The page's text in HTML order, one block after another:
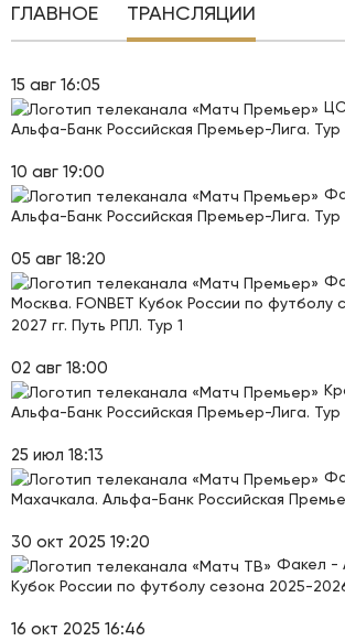
ГЛАВНОЕ ТРАНСЛЯЦИИ
15 авг 16:05
Альфа-Банк Российская Премьер-Лига. Тур
10 авг 19:00
Альфа-Банк Российская Премьер-Лига. Тур
05 авг 18:20
Москва. FONBET Кубок России по футболу
2027 гг. Путь РПЛ. Тур 1
02 авг 18:00
Альфа-Банк Российская Премьер-Лига. Тур
25 июл 18:13
Махачкала. Альфа-Банк Российская
30 окт 2025 19:20
Факел -
Кубок России по футболу сезона 2025-
16 окт 2025 16:46